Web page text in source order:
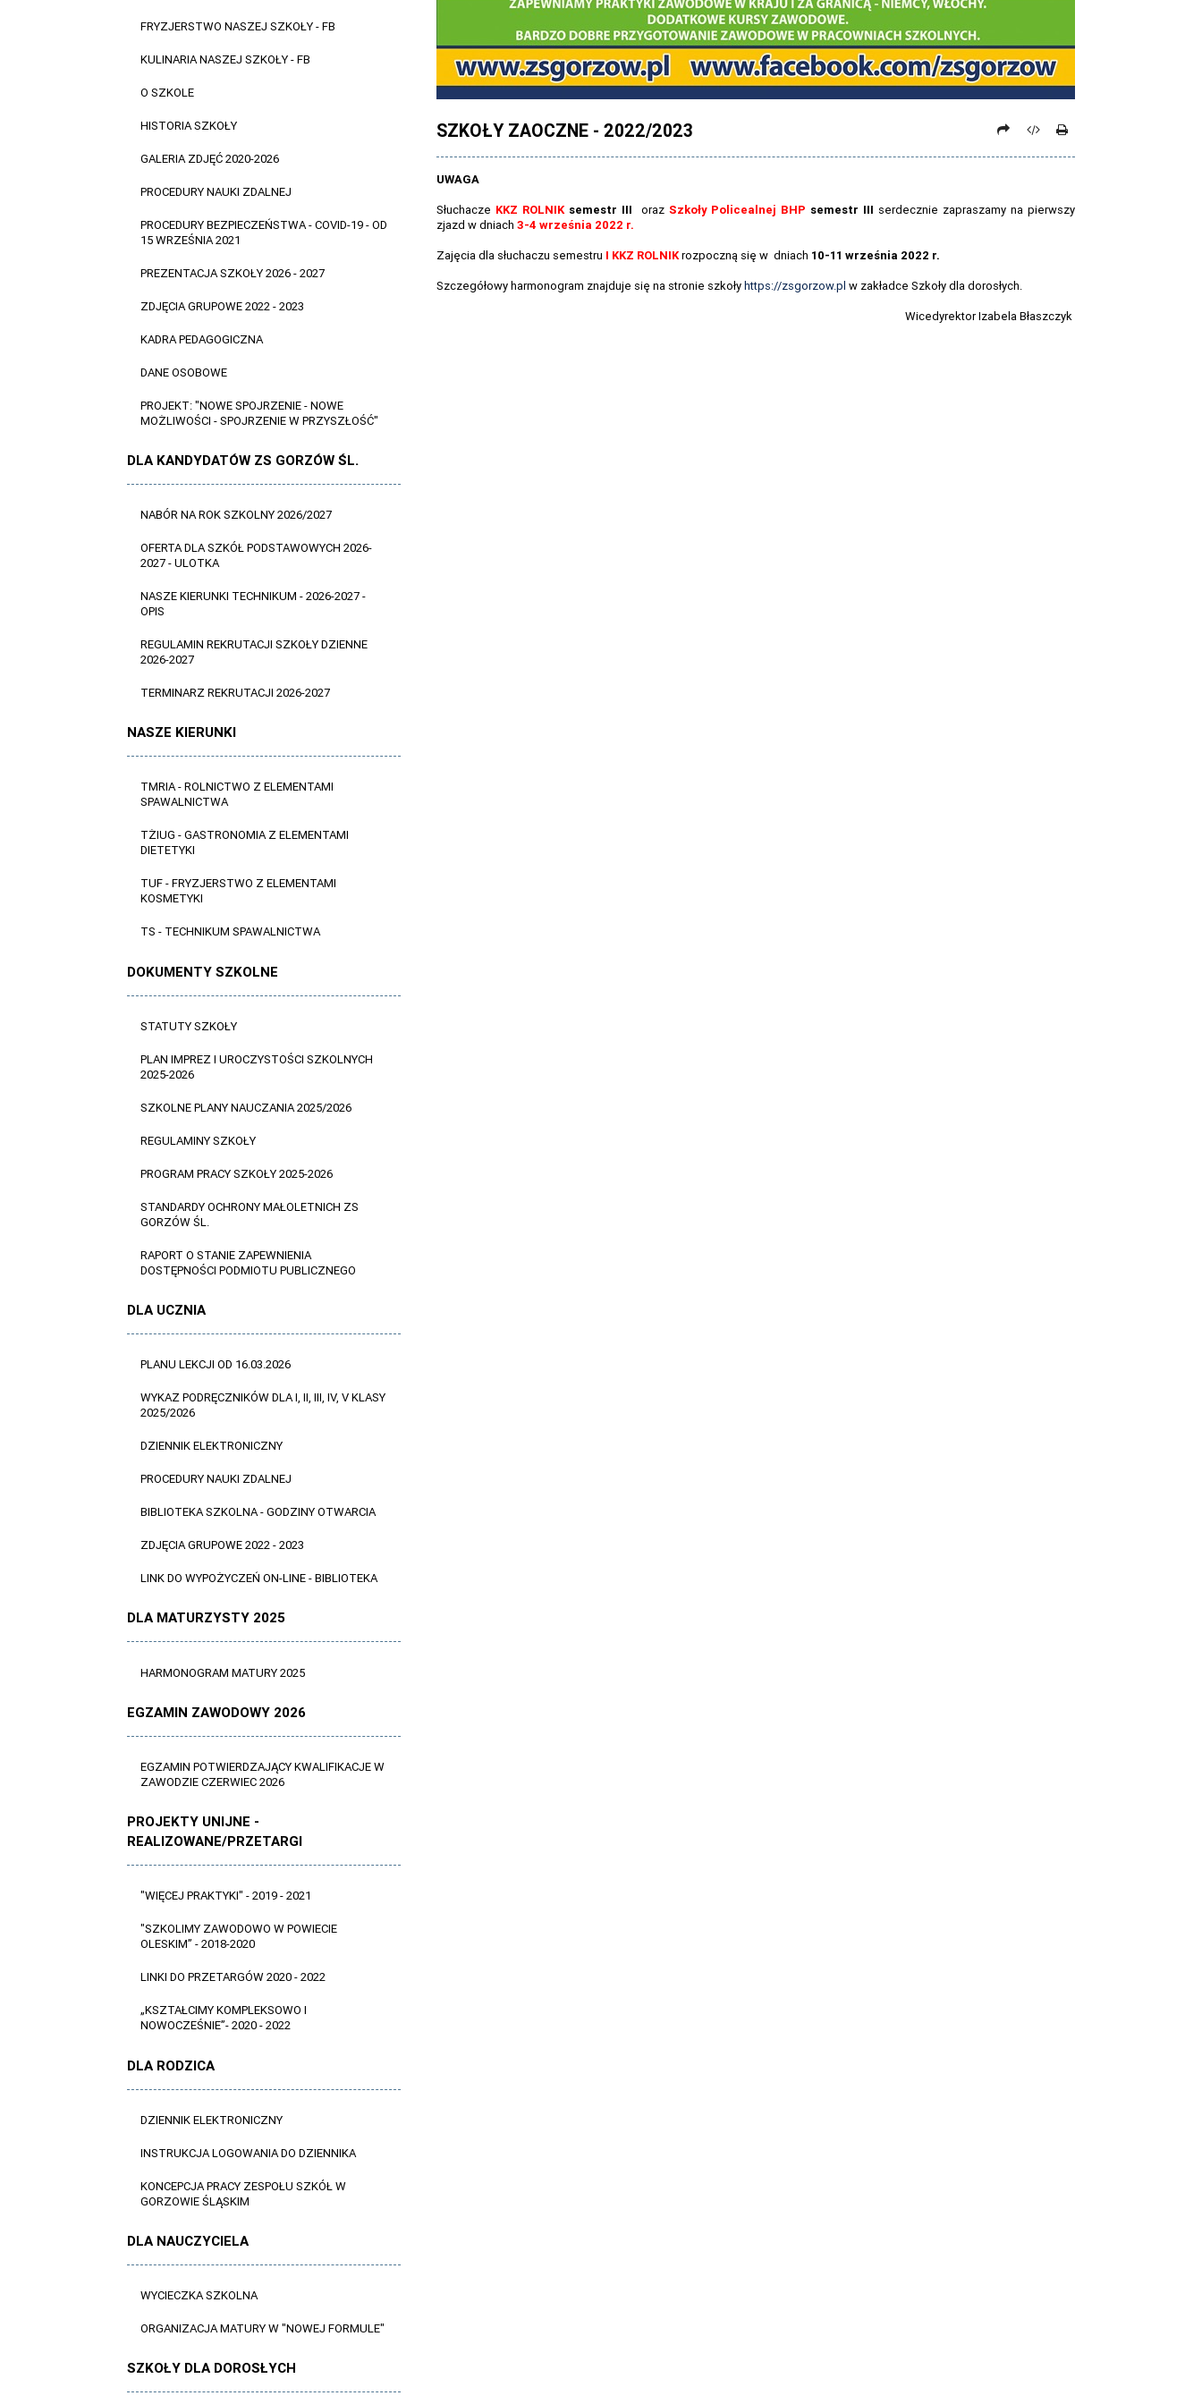
FRYZJERSTWO NASZEJ SZKOŁY - FB
KULINARIA NASZEJ SZKOŁY - FB
O SZKOLE
HISTORIA SZKOŁY
GALERIA ZDJĘĆ 2020-2026
PROCEDURY NAUKI ZDALNEJ
PROCEDURY BEZPIECZEŃSTWA - COVID-19 - OD
15 WRZEŚNIA 2021
PREZENTACJA SZKOŁY 2026 - 2027
ZDJĘCIA GRUPOWE 2022 - 2023
KADRA PEDAGOGICZNA
DANE OSOBOWE
PROJEKT: "NOWE SPOJRZENIE - NOWE
MOŻLIWOŚCI - SPOJRZENIE W PRZYSZŁOŚĆ"
DLA KANDYDATÓW ZS GORZÓW ŚL.
NABÓR NA ROK SZKOLNY 2026/2027
OFERTA DLA SZKÓŁ PODSTAWOWYCH 2026-
2027 - ULOTKA
NASZE KIERUNKI TECHNIKUM - 2026-2027 -
OPIS
REGULAMIN REKRUTACJI SZKOŁY DZIENNE
2026-2027
TERMINARZ REKRUTACJI 2026-2027
NASZE KIERUNKI
TMRIA - ROLNICTWO Z ELEMENTAMI
SPAWALNICTWA
TŻIUG - GASTRONOMIA Z ELEMENTAMI
DIETETYKI
TUF - FRYZJERSTWO Z ELEMENTAMI
KOSMETYKI
TS - TECHNIKUM SPAWALNICTWA
DOKUMENTY SZKOLNE
STATUTY SZKOŁY
PLAN IMPREZ I UROCZYSTOŚCI SZKOLNYCH
2025-2026
SZKOLNE PLANY NAUCZANIA 2025/2026
REGULAMINY SZKOŁY
PROGRAM PRACY SZKOŁY 2025-2026
STANDARDY OCHRONY MAŁOLETNICH ZS
GORZÓW ŚL.
RAPORT O STANIE ZAPEWNIENIA
DOSTĘPNOŚCI PODMIOTU PUBLICZNEGO
DLA UCZNIA
PLANU LEKCJI OD 16.03.2026
WYKAZ PODRĘCZNIKÓW DLA I, II, III, IV, V KLASY
2025/2026
DZIENNIK ELEKTRONICZNY
PROCEDURY NAUKI ZDALNEJ
BIBLIOTEKA SZKOLNA - GODZINY OTWARCIA
ZDJĘCIA GRUPOWE 2022 - 2023
LINK DO WYPOŻYCZEŃ ON-LINE - BIBLIOTEKA
DLA MATURZYSTY 2025
HARMONOGRAM MATURY 2025
EGZAMIN ZAWODOWY 2026
EGZAMIN POTWIERDZAJĄCY KWALIFIKACJE W
ZAWODZIE CZERWIEC 2026
PROJEKTY UNIJNE -
REALIZOWANE/PRZETARGI
"WIĘCEJ PRAKTYKI" - 2019 - 2021
"SZKOLIMY ZAWODOWO W POWIECIE
OLESKIM” - 2018-2020
LINKI DO PRZETARGÓW 2020 - 2022
„KSZTAŁCIMY KOMPLEKSOWO I
NOWOCZEŚNIE”- 2020 - 2022
DLA RODZICA
DZIENNIK ELEKTRONICZNY
INSTRUKCJA LOGOWANIA DO DZIENNIKA
KONCEPCJA PRACY ZESPOŁU SZKÓŁ W
GORZOWIE ŚLĄSKIM
DLA NAUCZYCIELA
WYCIECZKA SZKOLNA
ORGANIZACJA MATURY W "NOWEJ FORMULE"
SZKOŁY DLA DOROSŁYCH
SZKOŁY ZAOCZNE - 2022/2023
UWAGA
Słuchacze KKZ ROLNIK semestr III oraz Szkoły Policealnej BHP semestr III serdecznie zapraszamy na pierwszy
zjazd w dniach 3-4 września 2022 r.
Zajęcia dla słuchaczu semestru I KKZ ROLNIKrozpoczną się w dniach 10-11 września 2022 r.
Szczegółowy harmonogram znajduje się na stronie szkołyhttps://zsgorzow.pl w zakładce Szkoły dla dorosłych.
Wicedyrektor Izabela Błaszczyk